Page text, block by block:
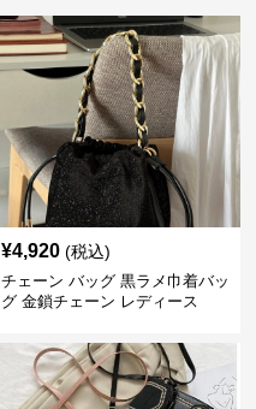
¥4,920 (税込)
チェーン バッグ 黒ラメ巾着バッ
グ 金鎖チェーン レディース